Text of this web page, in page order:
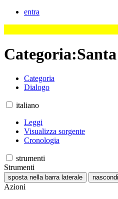
entra
Categoria:
Categoria
Dialogo
italiano
Leggi
Visualizza sorgente
Cronologia
strumenti
Strumenti
sposta nella barra laterale nascondi
Azioni